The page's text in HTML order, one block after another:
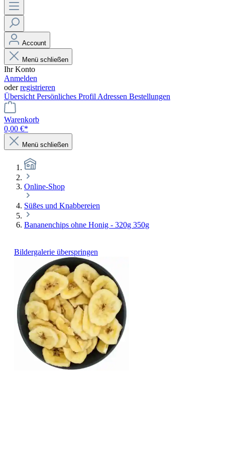
Account
Menü schließen
Ihr Konto
Anmelden
oderregistrieren
Übersicht Persönliches Profil Adressen Bestellungen
Warenkorb
0,00 €*
Menü schließen
Online-Shop
Süßes und Knabbereien
Bananenchips ohne Honig - 320g 350g
Bildergalerie überspringen